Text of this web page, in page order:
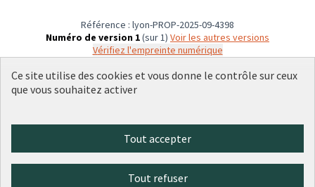
Référence : lyon-PROP-2025-09-4398
Numéro de version 1(sur 1)
voir les autres versions
Vérifiez l'empreinte numérique
(Lien externe)
(Lien externe)
(Lien externe)
(Lien externe)
(Lien externe)
Ce site utilise des cookies et vous donne le contrôle sur ceux
que vous souhaitez activer
Tout accepter
Tout refuser